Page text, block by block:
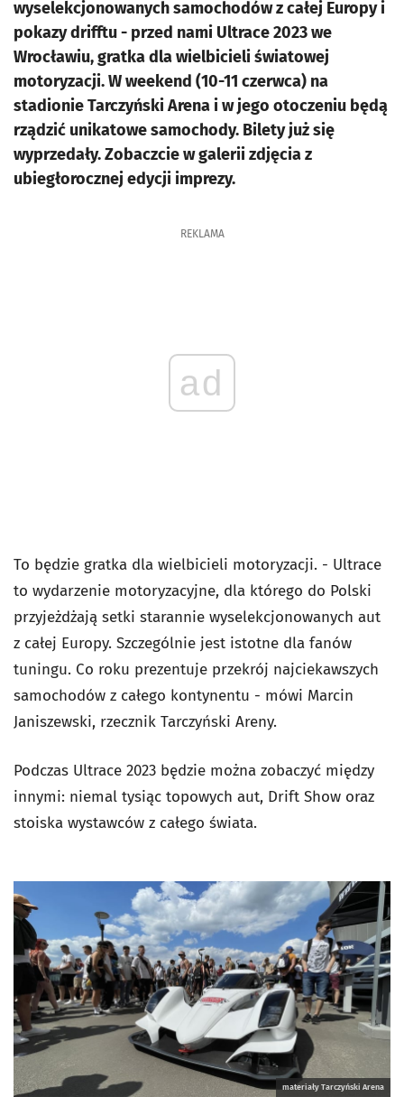
wyselekcjonowanych samochodów z całej Europy i
pokazy drifftu - przed nami Ultrace 2023 we
Wrocławiu, gratka dla wielbicieli światowej
motoryzacji. W weekend (10-11 czerwca) na
stadionie Tarczyński Arena i w jego otoczeniu będą
rządzić unikatowe samochody. Bilety już się
wyprzedały. Zobaczcie w galerii zdjęcia z
ubiegłorocznej edycji imprezy.
REKLAMA
ad
To będzie gratka dla wielbicieli motoryzacji. - Ultrace
to wydarzenie motoryzacyjne, dla którego do Polski
przyjeżdżają setki starannie wyselekcjonowanych aut
z całej Europy. Szczególnie jest istotne dla fanów
tuningu. Co roku prezentuje przekrój najciekawszych
samochodów z całego kontynentu - mówi Marcin
Janiszewski, rzecznik Tarczyński Areny.
Podczas Ultrace 2023 będzie można zobaczyć między
innymi: niemal tysiąc topowych aut, Drift Show oraz
stoiska wystawców z całego świata.
materiały Tarczyński Arena